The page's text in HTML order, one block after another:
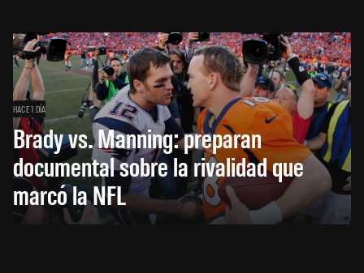
HACE 1 DÍA
Brady vs. Manning: preparan
documental sobre la rivalidad que
marcó la NFL